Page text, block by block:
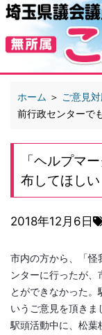
ホーム ＞ ご意見
前行政センターで
「ヘルプマ
布してほしい
2018年12月6日
市内の方から、「怪
ンターに行ったが、
とができなかった。
いうご意見を頂きま
駅頭活動中に、松葉